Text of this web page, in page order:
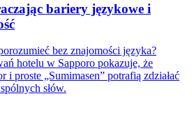
bariery językowe i
bez znajomości języka?
hotelu w Sapporo pokazuje, że
i proste „Sumimasen” potrafią zdziałać
słów.